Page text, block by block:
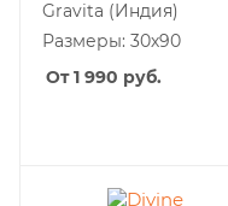
Gravita (Индия)
Размеры: 30х90
От 1 990 руб.